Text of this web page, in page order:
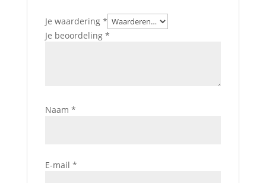
Je waardering *
Je beoordeling *
Naam *
E-mail *